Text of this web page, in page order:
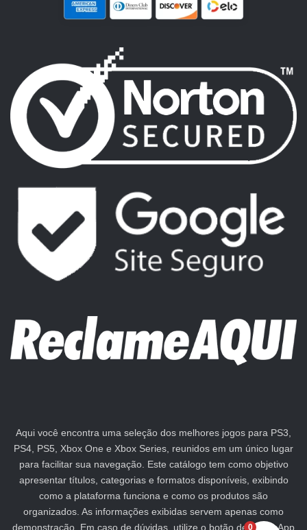
Aqui você encontra uma seleção dos melhores jogos para PS3,
PS4, PS5, Xbox One e Xbox Series, reunidos em um único lugar
para facilitar sua navegação. Este catálogo tem como objetivo
apresentar títulos, categorias e formatos disponíveis, exibindo
como a plataforma funciona e como os produtos são
organizados. As informações exibidas servem apenas como
demonstração. Em caso de dúvidas, utilize o botão de WhatsApp
0